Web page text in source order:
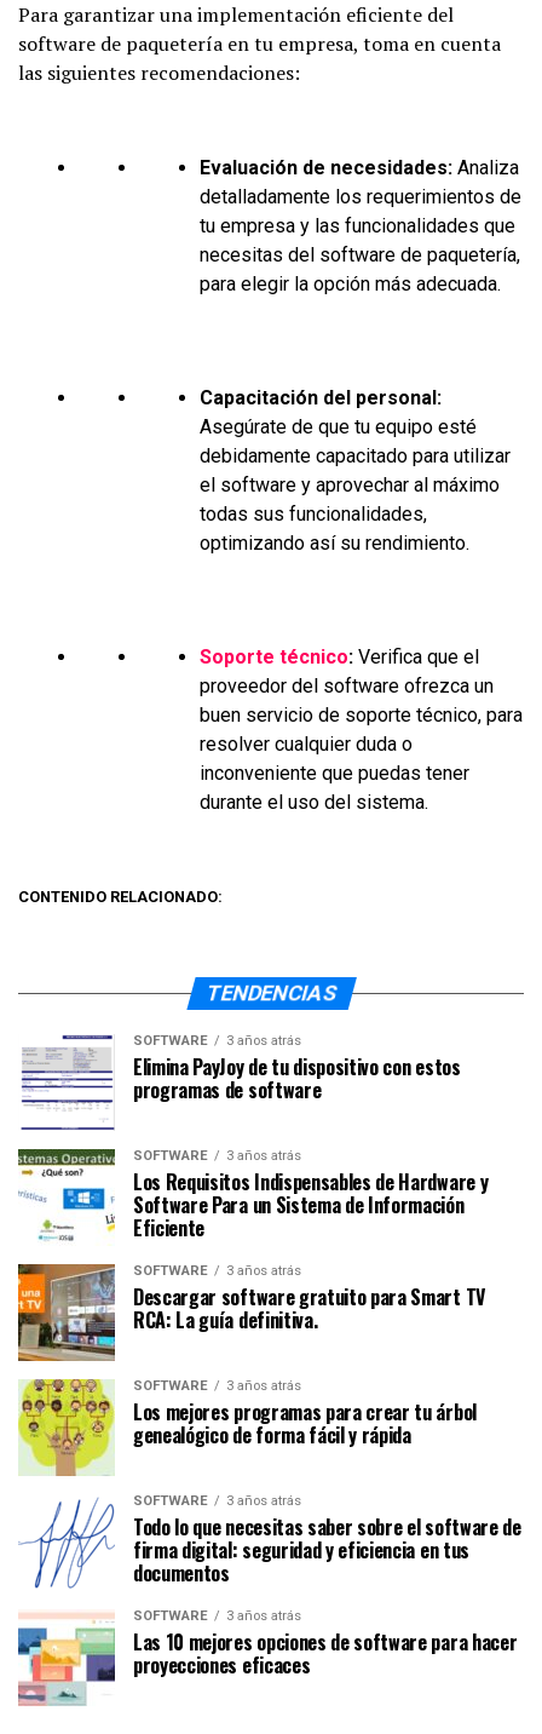
Para garantizar una implementación eficiente del
software de paquetería en tu empresa, toma en cuenta
las siguientes recomendaciones:
Evaluación de necesidades: Analiza
detalladamente los requerimientos de
tu empresa y las funcionalidades que
necesitas del software de paquetería,
para elegir la opción más adecuada.
Capacitación del personal:
Asegúrate de que tu equipo esté
debidamente capacitado para utilizar
el software y aprovechar al máximo
todas sus funcionalidades,
optimizando así su rendimiento.
Soporte técnico: Verifica que el
proveedor del software ofrezca un
buen servicio de soporte técnico, para
resolver cualquier duda o
inconveniente que puedas tener
durante el uso del sistema.
CONTENIDO RELACIONADO:
TENDENCIAS
SOFTWARE 3 años atrás
Elimina PayJoy de tu dispositivo con estos
programas de software
SOFTWARE 3 años atrás
Los Requisitos Indispensables de Hardware y
Software Para un Sistema de Información
Eficiente
SOFTWARE 3 años atrás
Descargar software gratuito para Smart TV
RCA: La guía definitiva.
SOFTWARE 3 años atrás
Los mejores programas para crear tu árbol
genealógico de forma fácil y rápida
SOFTWARE 3 años atrás
Todo lo que necesitas saber sobre el software de
firma digital: seguridad y eficiencia en tus
documentos
SOFTWARE 3 años atrás
Las 10 mejores opciones de software para hacer
proyecciones eficaces